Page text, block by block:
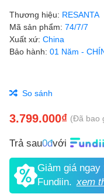
Thương hiệu: RESANTA
Mã sản phẩm: 74/7/7
Xuất xứ: China
Bảo hành: 01 Năm -
So sánh
3.799.000₫ (Đã bao
Trả sau0đvới
Giảm giá ngay
Fundiin. xem